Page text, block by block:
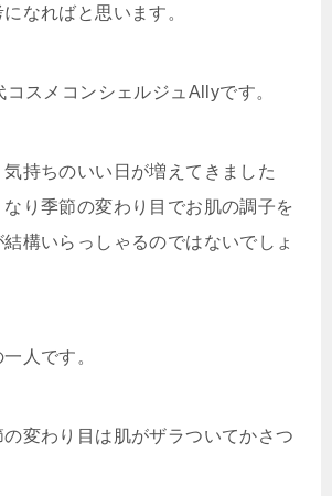
なればと思います。
スメコンシェルジュAllyです。
持ちのいい日が増えてきました
り季節の変わり目でお肌の調子を
構いらっしゃるのではないでしょ
人です。
変わり目は肌がザラついてかさつ